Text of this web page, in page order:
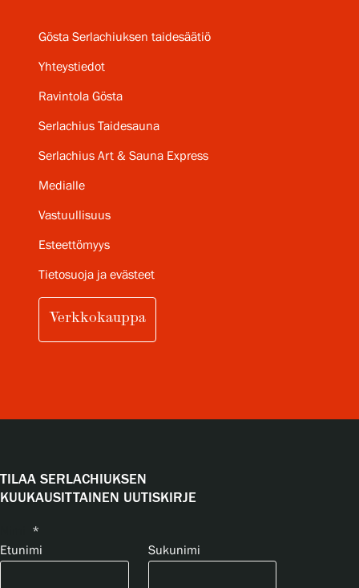
Gösta Serlachiuksen taidesäätiö
Yhteystiedot
Ravintola Gösta
Serlachius Taidesauna
Serlachius Art & Sauna Express
Medialle
Vastuullisuus
Esteettömyys
Tietosuoja ja evästeet
Verkkokauppa
TILAA SERLACHIUKSEN
KUUKAUSITTAINEN UUTISKIRJE
*
Etunimi
Sukunimi